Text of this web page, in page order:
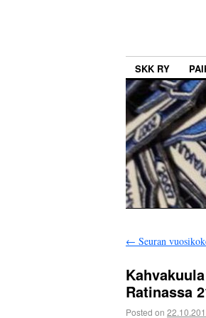
SKK RY
← Seuran
Ratinassa
Posted on